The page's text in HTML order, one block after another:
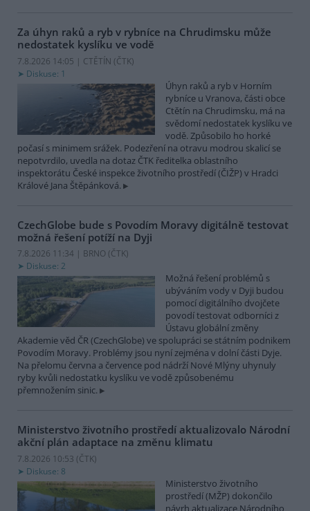
Za úhyn raků a ryb v rybníce na Chrudimsku může
nedostatek kyslíku ve vodě
7.8.2026 14:05 | CTĚTÍN (ČTK)
Diskuse: 1
Úhyn raků a ryb v Horním
rybníce u Vranova, části obce
Ctětín na Chrudimsku, má na
svědomí nedostatek kyslíku ve
vodě. Způsobilo ho horké
počasí s minimem srážek. Podezření na otravu modrou skalicí se
nepotvrdilo, uvedla na dotaz ČTK ředitelka oblastního
inspektorátu České inspekce životního prostředí (ČIŽP) v Hradci
Králové Jana Štěpánková.
CzechGlobe bude s Povodím Moravy digitálně testovat
možná řešení potíží na Dyji
7.8.2026 11:34 | BRNO (ČTK)
Diskuse: 2
Možná řešení problémů s
ubýváním vody v Dyji budou
pomocí digitálního dvojčete
povodí testovat odborníci z
Ústavu globální změny
Akademie věd ČR (CzechGlobe) ve spolupráci se státním podnikem
Povodím Moravy. Problémy jsou nyní zejména v dolní části Dyje.
Na přelomu června a července pod nádrží Nové Mlýny uhynuly
ryby kvůli nedostatku kyslíku ve vodě způsobenému
přemnožením sinic.
Ministerstvo životního prostředí aktualizovalo Národní
akční plán adaptace na změnu klimatu
7.8.2026 10:53 (ČTK)
Diskuse: 8
Ministerstvo životního
prostředí (MŽP) dokončilo
návrh aktualizace Národního